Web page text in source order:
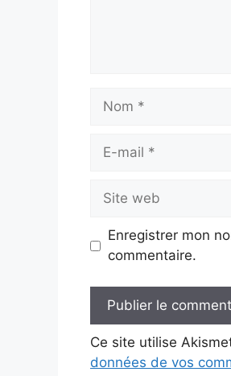
Nom
Site
web
Enregistrer mon
commentaire.
Ce site utilise
données de vos